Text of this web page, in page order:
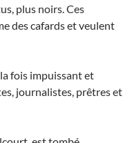
plus noirs. Ces
des cafards et veulent
fois impuissant et
journalistes, prêtres et